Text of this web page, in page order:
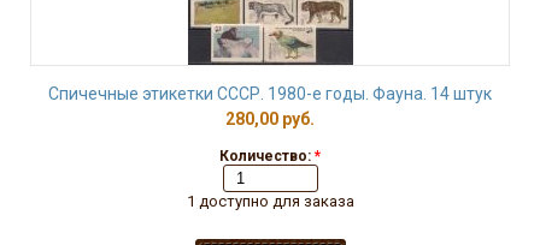
Спичечные этикетки СССР. 1980-е годы. Фауна. 14 штук
280,00 руб.
Количество: *
1 доступно для заказа